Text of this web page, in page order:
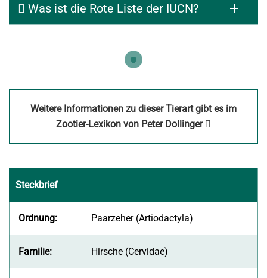
Was ist die Rote Liste der IUCN?
Weitere Informationen zu dieser Tierart gibt es im
Zootier-Lexikon von Peter Dollinger
neuem
Steckbrief
Ordnung: Paarzeher (Artiodactyla)
Familie: Hirsche (Cervidae)